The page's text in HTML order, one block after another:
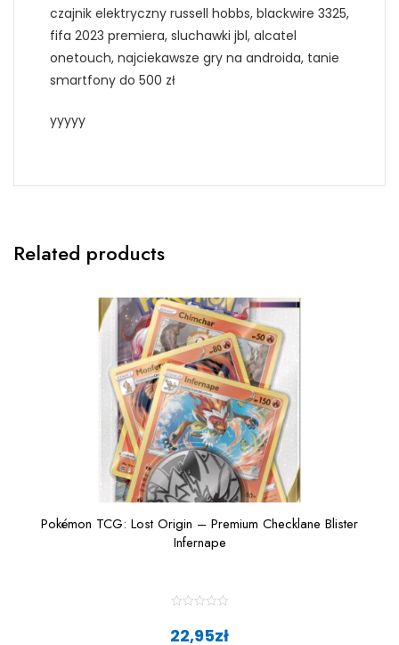
czajnik elektryczny russell hobbs, blackwire 3325,
fifa 2023 premiera, sluchawki jbl, alcatel
onetouch, najciekawsze gry na androida, tanie
smartfony do 500 zł
yyyyy
Related products
Pokémon TCG: Lost Origin – Premium Checklane Blister
Infernape
t22,95zł